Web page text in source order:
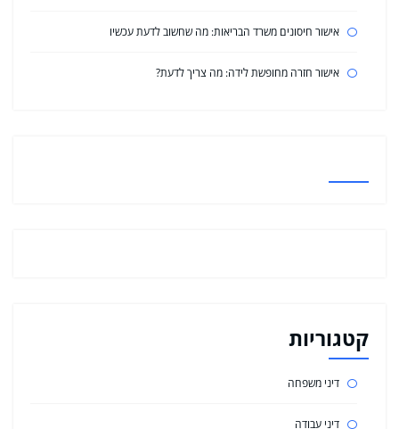
אישור חיסונים משרד הבריאות: מה שחשוב לדעת עכשיו
אישור חזרה מחופשת לידה: מה צריך לדעת?
קטגוריות
דיני משפחה
דיני עבודה